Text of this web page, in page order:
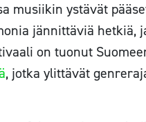
musiikin ystävät
jännittäviä hetkiä,
on tuonut
, jotka ylittävät